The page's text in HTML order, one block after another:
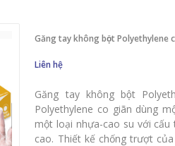
Găng tay không bột Polyethylene
Liên hệ
Găng tay không bột
Polyethylene co giãn dùng
một loại nhựa-cao su với
cao. Thiết kế chống trượt